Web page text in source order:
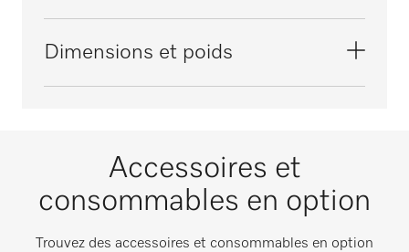
Inox
Hauteur de chargement maximale en mm
215
Dimensions et poids
Cote extérieure, largeur nette en mm
220
Cote extérieure, profondeur nette en mm
Accessoires et
consommables en option
Trouvez des accessoires et consommables en option